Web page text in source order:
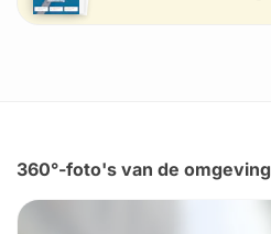
360°-foto's van de omgeving